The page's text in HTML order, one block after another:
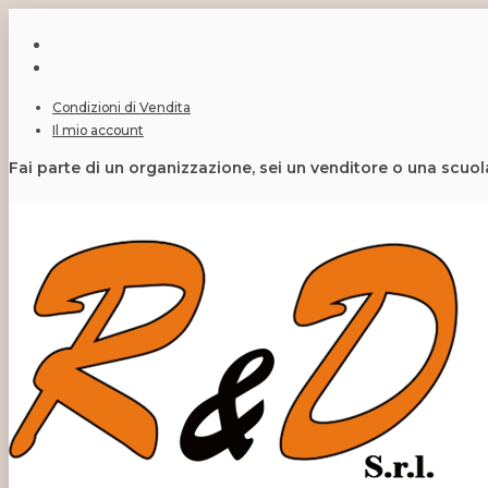
Condizioni di Vendita
Il mio account
Fai parte di un organizzazione, sei un venditore o una